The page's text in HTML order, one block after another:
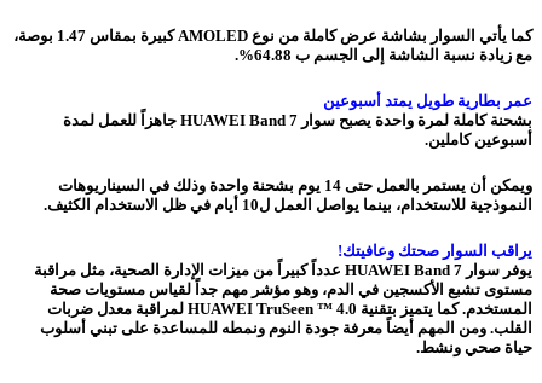
كما يأتي السوار بشاشة عرض كاملة من نوع AMOLED كبيرة بمقاس 1.47 بوصة،
مع زيادة نسبة الشاشة إلى الجسم ب 64.88%.
عمر بطارية طويل يمتد أسبوعين
بشحنة كاملة لمرة واحدة يصبح سوار HUAWEI Band 7 جاهزاً للعمل لمدة
أسبوعين كاملين.
ويمكن أن يستمر بالعمل حتى 14 يوم بشحنة واحدة وذلك في السيناريوهات
النموذجية للاستخدام، بينما يواصل العمل ل10 أيام في ظل الاستخدام الكثيف.
يراقب السوار صحتك وعافيتك!
يوفر سوار HUAWEI Band 7 عدداً كبيراً من ميزات الإدارة الصحية، مثل مراقبة
مستوى تشبع الأكسجين في الدم، وهو مؤشر مهم جداً لقياس مستويات صحة
المستخدم. كما يتميز بتقنية HUAWEI TruSeen ™️ 4.0 لمراقبة معدل ضربات
القلب. ومن المهم أيضاً معرفة جودة النوم ونمطه للمساعدة على تبني أسلوب
حياة صحي ونشط.